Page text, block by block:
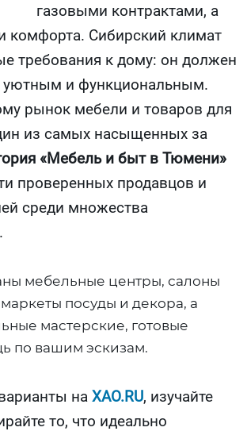
газовыми контрактами, а
комфорта. Сибирский климат
требования к дому: он должен
уютным и функциональным.
рынок мебели и товаров для
из самых насыщенных за
«Мебель и быт в Тюмени»
проверенных продавцов и
среди множества
мебельные центры, салоны
посуды и декора, а
мастерские, готовые
по вашим эскизам.
на XAO.RU, изучайте
то, что идеально